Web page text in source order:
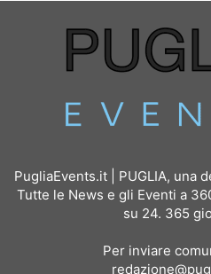
PugliaEvents.it | PUGLIA, una
Tutte le News e gli Eventi a
su 24. 365
Per inviare